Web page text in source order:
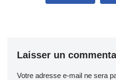
Laisser un
Votre adresse e-mail ne sera